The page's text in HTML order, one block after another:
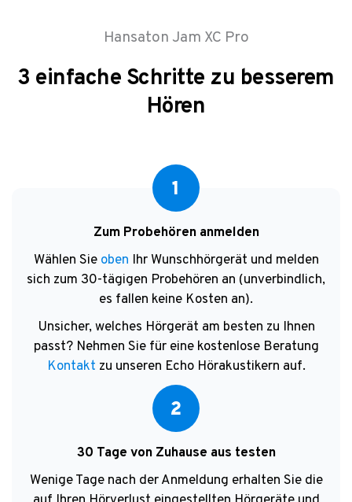
Hansaton Jam XC Pro
3 einfache Schritte zu besserem
Hören
1
Zum Probehören anmelden
Wählen Sie oben Ihr Wunschhörgerät und melden
sich zum 30-tägigen Probehören an (unverbindlich,
es fallen keine Kosten an).
Unsicher, welches Hörgerät am besten zu Ihnen
passt? Nehmen Sie für eine kostenlose Beratung
Kontakt zu unseren Echo Hörakustikern auf.
2
30 Tage von Zuhause aus testen
Wenige Tage nach der Anmeldung erhalten Sie die